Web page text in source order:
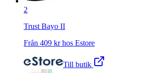
2
Trust Bayo II
Från 409 kr hos Estore
Till butik